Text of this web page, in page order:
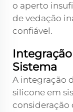
o aperto
de vedação
confiável.
Sistema
A integração
silicone em
consideração